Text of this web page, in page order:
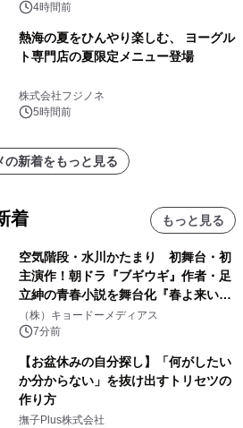
4時間前
熱海の夏をひんやり楽しむ、 ヨーグル
ト専門店の夏限定メニュー登場
株式会社フジノネ
5時間前
の新着をもっと見る
着 もっと見る
空気階段・水川かたまり 初舞台・初
主演作！朝ドラ『ブギウギ』作者・足
立紳の青春小説を舞台化『春よ来い、
マジで来い』キービジュアル解禁！
（株）キョードーメディアス
7分前
【お盆休みの自分探し】「何がしたい
か分からない」を抜け出すトリセツの
作り方
撫子Plus株式会社